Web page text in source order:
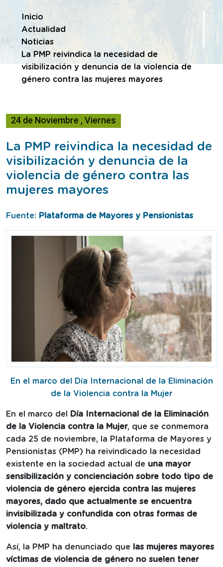
Te encuentras en
Inicio
Actualidad
Noticias
La PMP reivindica la necesidad de
visibilización y denuncia de la violencia de
género contra las mujeres mayores
24de Noviembre,Viernes
La PMP reivindica la necesidad de
visibilización y denuncia de la
violencia de género contra las
mujeres mayores
Fuente: Plataforma de Mayores y Pensionistas
En el marco del Día Internacional de la Eliminación
de la Violencia contra la Mujer
En el marco del Día Internacional de la Eliminación
de la Violencia contra la Mujer, que se conmemora
cada 25 de noviembre,
la Plataforma de Mayores y
Pensionistas (PMP) ha reivindicado la necesidad
existente en la sociedad actual de una mayor
sensibilización y concienciación sobre todo tipo de
violencia de género ejercida contra las mujeres
mayores, dado que actualmente se encuentra
invisibilizada y confundida con otras formas de
violencia y maltrato.
Así, la PMP ha denunciado que
las mujeres mayores
víctimas de violencia de género no suelen tener